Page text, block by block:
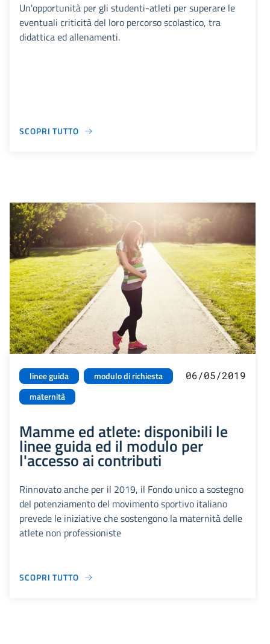
Un'opportunità per gli studenti-atleti per superare le
eventuali criticità del loro percorso scolastico, tra
didattica ed allenamenti.
SCOPRI TUTTO
linee guida
modulo di richiesta
maternità
06/05/2019
Mamme ed atlete: disponibili le
linee guida ed il modulo per
l'accesso ai contributi
Rinnovato anche per il 2019, il Fondo unico a sostegno
del potenziamento del movimento sportivo italiano
prevede le iniziative che sostengono la maternità delle
atlete non professioniste
SCOPRI TUTTO